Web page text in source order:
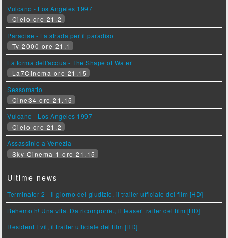
Vulcano - Los Angeles 1997
Cielo ore 21.2
Paradise - La strada per il paradiso
Tv 2000 ore 21.1
La forma dell'acqua - The Shape of Water
La7Cinema ore 21.15
Sessomatto
Cine34 ore 21.15
Vulcano - Los Angeles 1997
Cielo ore 21.2
Assassinio a Venezia
Sky Cinema 1 ore 21.15
Ultime news
Terminator 2 - Il giorno del giudizio, il trailer ufficiale del film [HD]
Behemoth! Una vita. Da ricomporre., il teaser trailer del film [HD]
Resident Evil, il trailer ufficiale del film [HD]